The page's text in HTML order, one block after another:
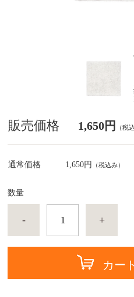
販売価格 1,650円 （税
通常価格 1,650円 （税込み）
数量
- +
カー